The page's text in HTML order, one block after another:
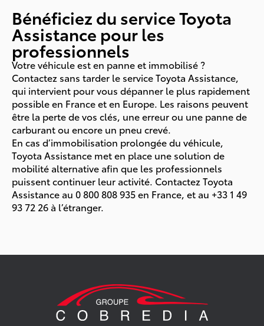
Bénéficiez du service Toyota
Assistance pour les
professionnels
Votre véhicule est en panne et immobilisé ?
Contactez sans tarder le service Toyota Assistance,
qui intervient pour vous dépanner le plus rapidement
possible en France et en Europe. Les raisons peuvent
être la perte de vos clés, une erreur ou une panne de
carburant ou encore un pneu crevé.
En cas d’immobilisation prolongée du véhicule,
Toyota Assistance met en place une solution de
mobilité alternative afin que les professionnels
puissent continuer leur activité. Contactez Toyota
Assistance au 0 800 808 935 en France, et au +33 1 49
93 72 26 à l’étranger.